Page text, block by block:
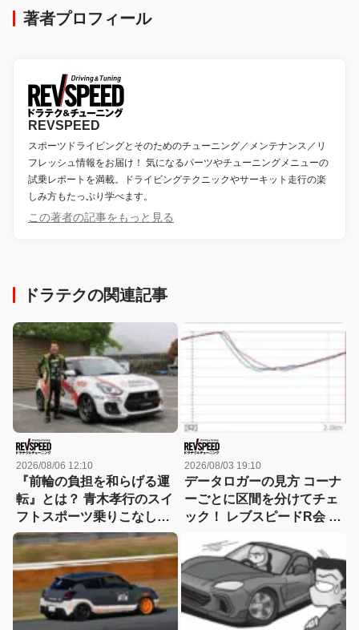
著者プロフィール
REVSPEED
スポーツドライビングとそのためのチューニング／メンテナンス／リ
フレッシュ情報をお届け！ 気になるパーツやチューニングメニューの
試乗レポートを満載。ドライビングテクニックやサーキット走行の楽
しみ方もたっぷり学べます。
この著者の記事をもっと見る
ドラテクの関連記事
2026/08/06 12:10
『前輪の負担を和らげる運
転』とは？ 青木孝行のスイ
フトスポーツ乗りこなしド
ラテク論
2026/08/03 19:10
データロガーの見方 コーナ
ーごとに区間を分けてチェ
ック！ レブスピードR会 ド
レクション